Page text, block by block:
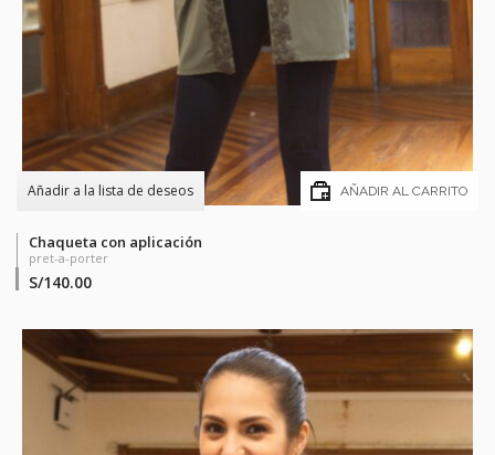
Añadir a la lista de deseos AÑADIR AL CARRITO
Chaqueta con aplicación
pret-a-porter
S/140.00